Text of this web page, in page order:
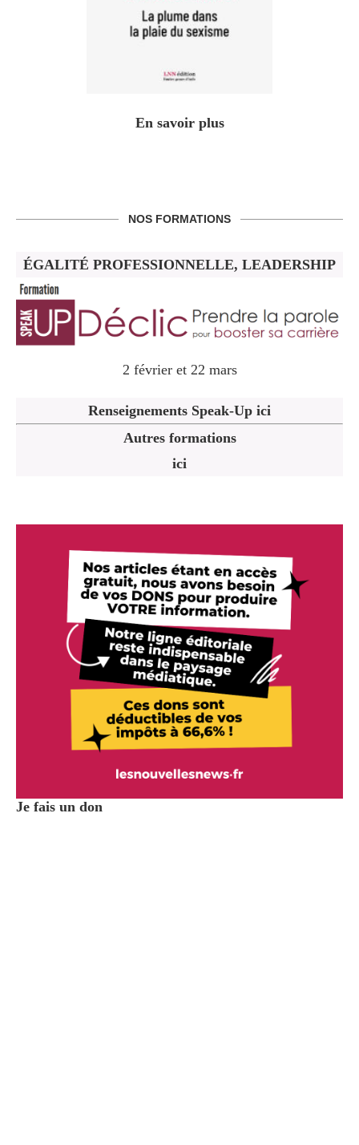
En savoir plus
NOS FORMATIONS
ÉGALITÉ PROFESSIONNELLE, LEADERSHIP
2 février et 22 mars
Renseignements Speak-Up ici
Autres formations
ici
Je fais un don